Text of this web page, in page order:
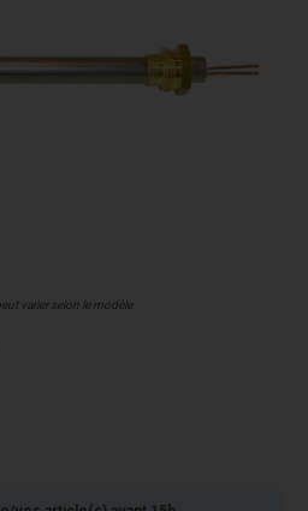
varier selon le modèle